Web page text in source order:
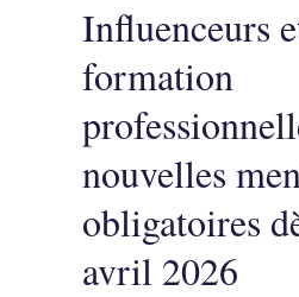
Influenceurs
formation
nouvelles
obligatoires
avril 2026